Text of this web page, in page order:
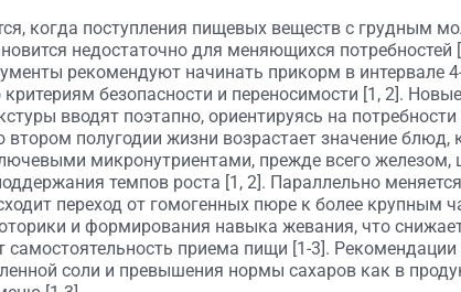
когда поступления пищевых веществ с грудным
недостаточно для меняющихся потребностей
рекомендуют начинать прикорм в интервале
безопасности и переносимости [1, 2].
вводят поэтапно, ориентируясь на потребности
втором полугодии жизни возрастает значение блюд,
микронутриентами, прежде всего железом,
темпов роста [1, 2]. Параллельно меняется
переход от гомогенных пюре к более крупным
и формирования навыка жевания, что
самостоятельность приема пищи [1-3]. Рекомендации
соли и превышения нормы сахаров как в